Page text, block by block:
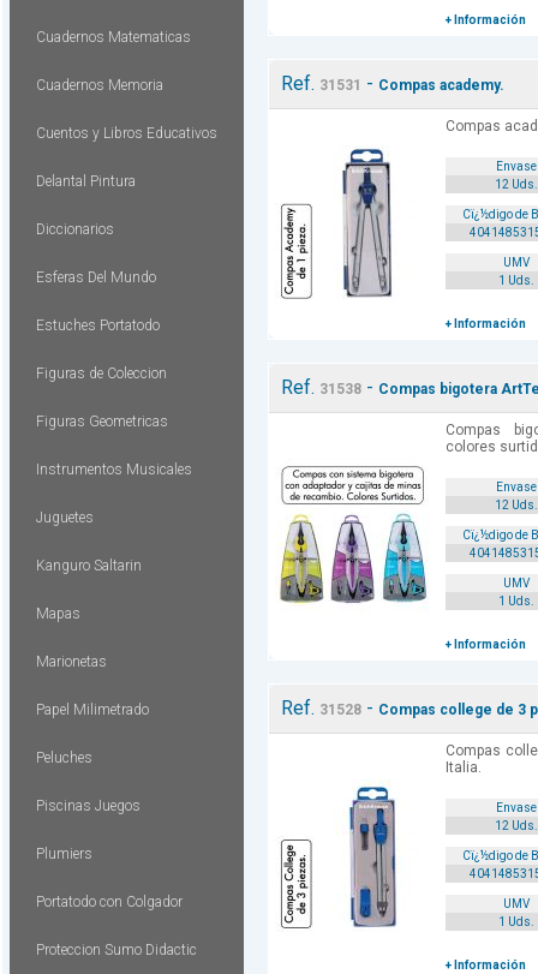
Cuadernos Matematicas
Cuadernos Memoria
Cuentos y Libros Educativos
Delantal Pintura
Diccionarios
Esferas Del Mundo
Estuches Portatodo
Figuras de Coleccion
Figuras Geometricas
Instrumentos Musicales
Juguetes
Kanguro Saltarin
Mapas
Marionetas
Papel Milimetrado
Peluches
Piscinas Juegos
Plumiers
Portatodo con Colgador
Proteccion Sumo Didactic
+ Información
Ref. 31531 - Compas academy.
Compas
Envase
12 Uds.
Cï¿½digo de
UMV
1 Uds.
+ Información
Ref. 31538- Compas bigotera
Compas
colores
Envase
12 Uds.
Cï¿½digo de
UMV
1 Uds.
+ Información
Ref. 31528- Compas college de 3
Compas
Italia.
Envase
12 Uds.
Cï¿½digo de
UMV
1 Uds.
+ Información